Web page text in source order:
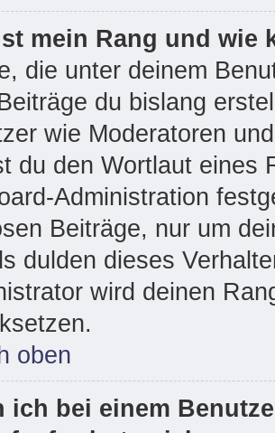
mein Rang und wie
die unter deinem
du bislang
wie Moderatoren
du den Wortlaut eines
Administration
Beiträge, nur um
dulden dieses
wird deinen
oben
ich bei einem